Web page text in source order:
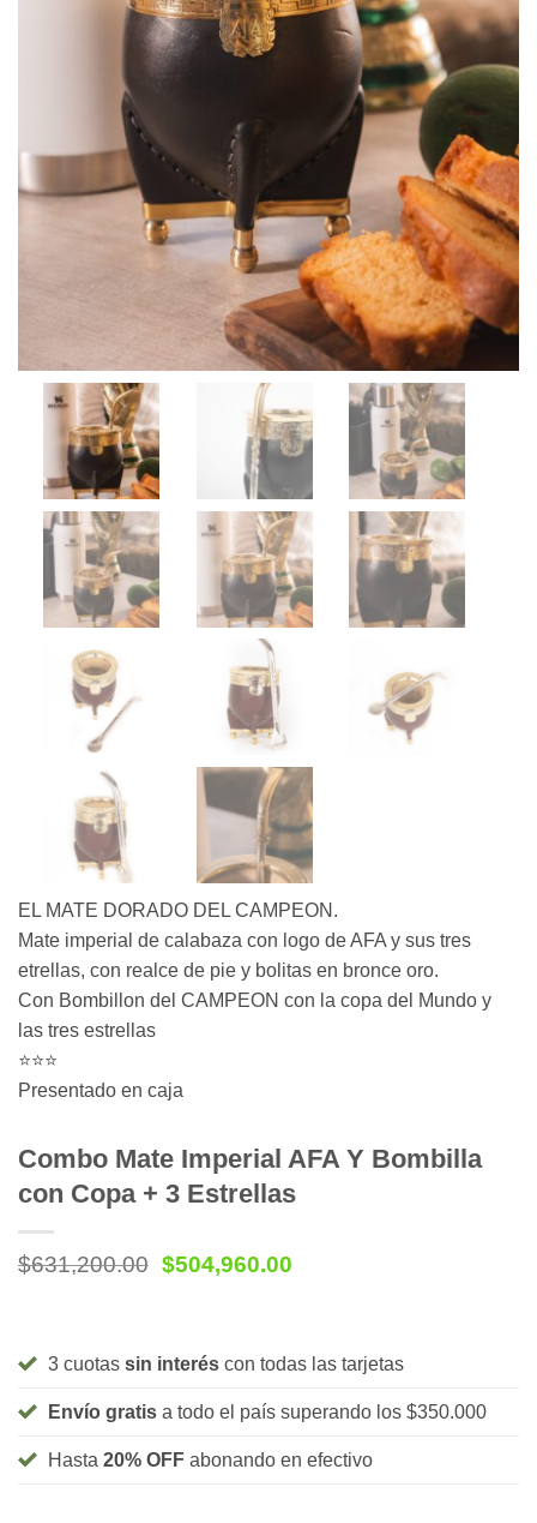
EL MATE DORADO DEL CAMPEON.
Mate imperial de calabaza con logo de AFA y sus tres
etrellas, con realce de pie y bolitas en bronce oro.
Con Bombillon del CAMPEON con la copa del Mundo y
las tres estrellas
⭐️⭐️⭐️
Presentado en caja
Combo Mate Imperial AFA Y Bombilla
con Copa + 3 Estrellas
$631,200.00 Original
$504,960.00Current
3 cuotas sin interés con todas las tarjetas
Envío gratis a todo el país superando los $350.000
Hasta 20% OFF abonando en efectivo